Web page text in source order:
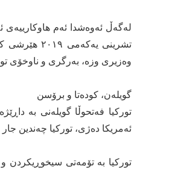
لەگەڵ ئەوەشدا ئەم هاوکارییەی
تشرینی
وەزیری وزە، بەرگری و ناوخۆی
گویلەن، کودەتا و برۆسن
ئەمریکا دەژی، تورکیا چەندین